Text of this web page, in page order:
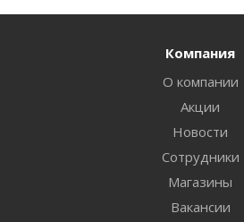
Компания
О компании
Акции
Новости
Сотрудники
Магазины
Вакансии